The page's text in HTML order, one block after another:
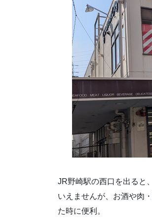
JR野崎駅の西口を出ると
いえませんが、お酒や肉
た時に便利。